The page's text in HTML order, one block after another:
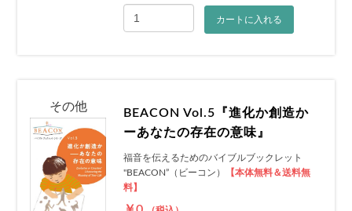
カートに入れる
その他
BEACON Vol.5『進化か創造か
ーあなたの存在の意味』
福音を伝えるためのバイブルブックレット
"BEACON”（ビーコン）
【本体無料＆送料無
料】